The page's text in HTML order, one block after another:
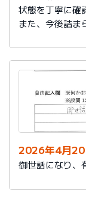
状態を丁寧に確
また、今後詰ま
ありがとうござ
2026年4月20
御世話になり、